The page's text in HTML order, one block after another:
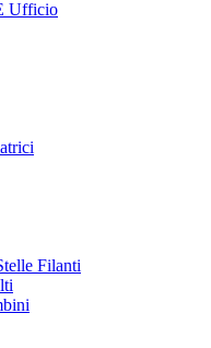
Ufficio
Filanti